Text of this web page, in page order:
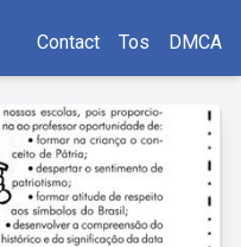
Contact Tos DMCA